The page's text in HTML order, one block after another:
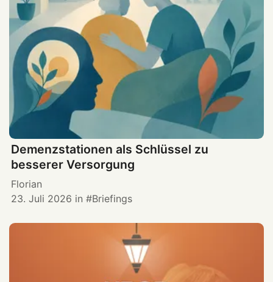
Demenzstationen als Schlüssel zu
besserer Versorgung
Florian
23. Juli 2026 in Briefings